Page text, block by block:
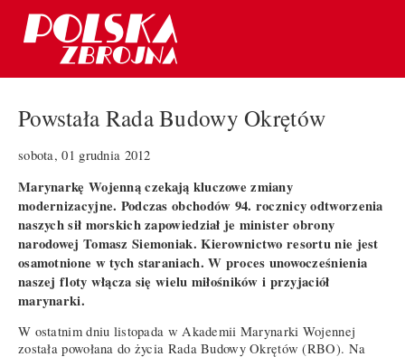
Powstała Rada Budowy Okrętów
sobota, 01 grudnia 2012
Marynarkę Wojenną czekają kluczowe zmiany
modernizacyjne. Podczas obchodów 94. rocznicy odtworzenia
naszych sił morskich zapowiedział je minister obrony
narodowej Tomasz Siemoniak. Kierownictwo resortu nie jest
osamotnione w tych staraniach. W proces unowocześnienia
naszej floty włącza się wielu miłośników i przyjaciół
marynarki.
W ostatnim dniu listopada w Akademii Marynarki Wojennej
została powołana do życia Rada Budowy Okrętów (RBO). Na